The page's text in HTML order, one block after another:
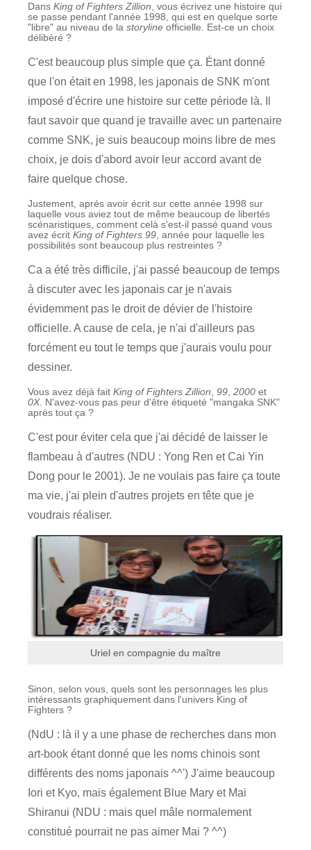
Dans King of Fighters Zillion, vous écrivez une histoire qui
se passe pendant l'année 1998, qui est en quelque sorte
"libre" au niveau de la storyline officielle. Est-ce un choix
délibéré ?
C'est beaucoup plus simple que ça. Étant donné
que l'on était en 1998, les japonais de SNK m'ont
imposé d'écrire une histoire sur cette période là. Il
faut savoir que quand je travaille avec un partenaire
comme SNK, je suis beaucoup moins libre de mes
choix, je dois d'abord avoir leur accord avant de
faire quelque chose.
Justement, aprés avoir écrit sur cette année 1998 sur
laquelle vous aviez tout de même beaucoup de libertés
scénaristiques, comment celà s'est-il passé quand vous
avez écrit King of Fighters 99, année pour laquelle les
possibilités sont beaucoup plus restreintes ?
Ca a été très difficile, j'ai passé beaucoup de temps
à discuter avec les japonais car je n'avais
évidemment pas le droit de dévier de l'histoire
officielle. A cause de cela, je n'ai d'ailleurs pas
forcément eu tout le temps que j'aurais voulu pour
dessiner.
Vous avez déjà fait King of Fighters Zillion, 99, 2000 et
0X. N'avez-vous pas peur d'être étiqueté "mangaka SNK"
aprés tout ça ?
C'est pour éviter cela que j'ai décidé de laisser le
flambeau à d'autres (NDU : Yong Ren et Cai Yin
Dong pour le 2001). Je ne voulais pas faire ça toute
ma vie, j'ai plein d'autres projets en tête que je
voudrais réaliser.
Uriel en compagnie du maître
Sinon, selon vous, quels sont les personnages les plus
intéressants graphiquement dans l'univers King of
Fighters ?
(NdU : là il y a une phase de recherches dans mon
art-book étant donné que les noms chinois sont
différents des noms japonais ^^') J'aime beaucoup
Iori et Kyo, mais également Blue Mary et Mai
Shiranui (NDU : mais quel mâle normalement
constitué pourrait ne pas aimer Mai ? ^^)